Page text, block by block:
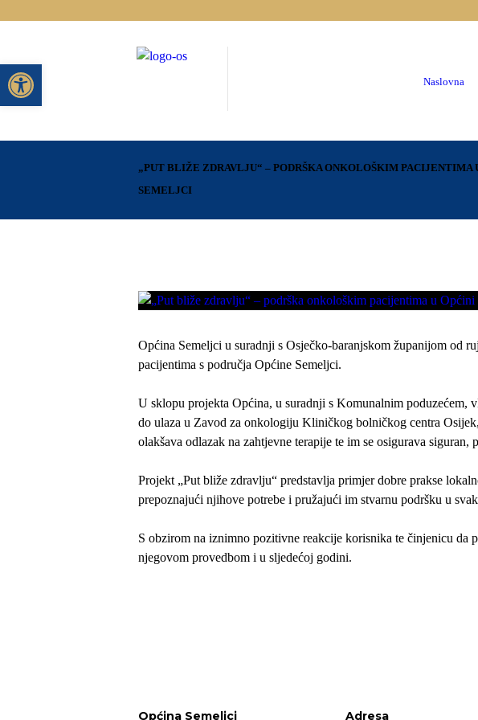
Open toolbar Naslovna
„PUT BLIŽE ZDRAVLJU“ – PODRŠKA ONKOLOŠKIM PACIJENTIMA
SEMELJCI
Općina Semeljci u suradnji s Osječko-baranjskom županijom od
pacijentima s područja Općine Semeljci.
U sklopu projekta Općina, u suradnji s Komunalnim
do ulaza u Zavod za onkologiju Kliničkog bolničkog centra
olakšava odlazak na zahtjevne terapije te im se osigurava siguran,
Projekt „Put bliže zdravlju“ predstavlja primjer dobre prakse
prepoznajući njihove potrebe i pružajući im stvarnu podršku u
S obzirom na iznimno pozitivne reakcije korisnika te činjenicu da
njegovom provedbom i u sljedećoj godini.
Općina Semeljci Adresa